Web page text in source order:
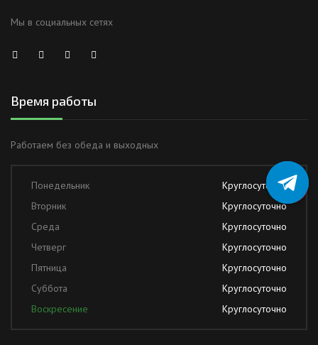
Мы в социальных сетях
Время работы
Работаем без обеда и выходных
Понедельник
Круглосуточно
Вторник
Круглосуточно
Среда
Круглосуточно
Четверг
Круглосуточно
Пятница
Круглосуточно
Суббота
Круглосуточно
Воскресение
Круглосуточно